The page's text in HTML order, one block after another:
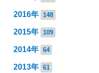
2016年 148
2015年 109
2014年 64
2013年 61